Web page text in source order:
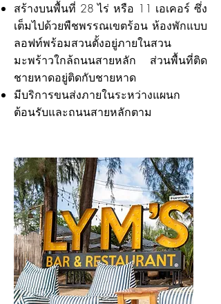
สร้างบนพื้นที่ 28 ไร่ หรือ 11 เอเคอร์ ซึ่ง
เต็มไปด้วยพืชพรรณเขตร้อน ห้องพักแบบ
ลอฟท์พร้อมสวนตั้งอยู่ภายในสวน
มะพร้าวใกล้ถนนสายหลัก ส่วนพื้นที่ติด
ชายหาดอยู่ติดกับชายหาด
มีบริการขนส่งภายในระหว่างแผนก
ต้อนรับและถนนสายหลักตาม